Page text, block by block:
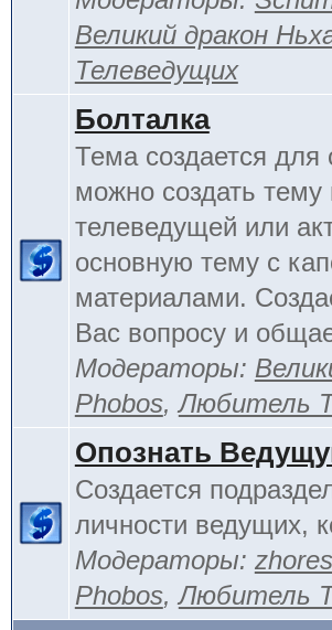
Великий дракон
Телеведущих
Болталка
Тема создается для
можно создать тему
телеведущей или
основную тему с
материалами.
Вас вопросу и
Модераторы:
Phobos,Любитель
Опознать
Создается
личности ведущих,
Модераторы: zhores
Phobos,Любитель